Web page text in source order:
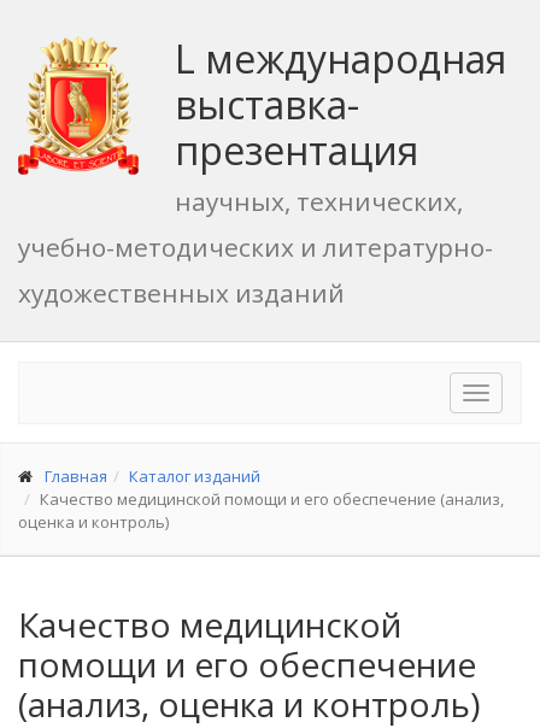
L международная
выставка-
презентация
научных, технических,
учебно-методических и литературно-
художественных изданий
Toggle
Главная
Каталог изданий
Качество медицинской помощи и его обеспечение (анализ,
оценка и контроль)
Качество медицинской
помощи и его обеспечение
(анализ, оценка и контроль)